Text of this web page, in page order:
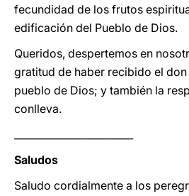
fecundidad de los frutos
edificación del Pueblo de Dios.
Queridos, despertemos en
gratitud de haber recibido el
pueblo de Dios; y también la
conlleva.
Saludos
Saludo cordialmente a los